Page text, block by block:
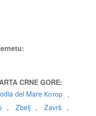
CRNE GORE:
del Mare Котор ,
, Zbelj , Završ ,